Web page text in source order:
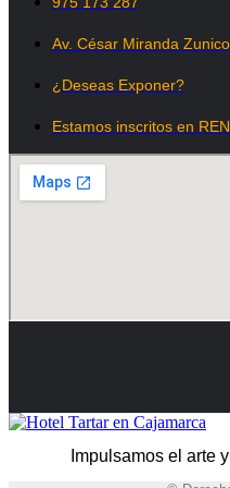
Av. César Miranda
¿Deseas Exponer?
Estamos inscritos en
Impulsamos el arte